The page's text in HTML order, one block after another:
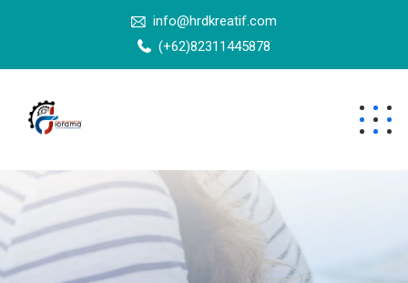
info@hrdkreatif.com
(+62)82311445878